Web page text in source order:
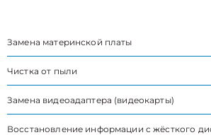
Замена материнской платы
Чистка от пыли
Замена видеоадаптера (видеокарты)
Восстановление информации с жёсткого